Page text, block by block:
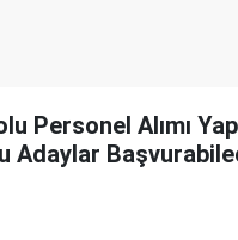
Personel Alımı
Adaylar